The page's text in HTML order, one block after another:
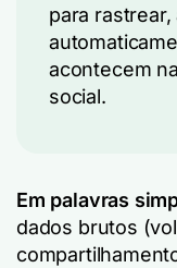
para
acontecem
social.
Em palavras
dados brutos